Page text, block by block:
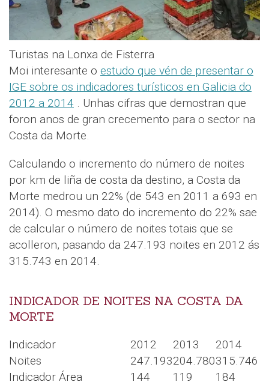
Turistas na Lonxa de Fisterra
Moi interesante o estudo que vén de presentar o
IGE sobre os indicadores turísticos en Galicia do
2012 a 2014 . Unhas cifras que demostran que
foron anos de gran crecemento para o sector na
Costa da Morte.
Calculando o incremento do número de noites
por km de liña de costa da destino, a Costa da
Morte medrou un 22% (de 543 en 2011 a 693 en
2014). O mesmo dato do incremento do 22% sae
de calcular o número de noites totais que se
acolleron, pasando da 247.193 noites en 2012 ás
315.743 en 2014.
INDICADOR DE NOITES NA COSTA DA
MORTE
Indicador 2012 2013
2014
Noites
247.193204.780315.746
Indicador Área
144 119
184